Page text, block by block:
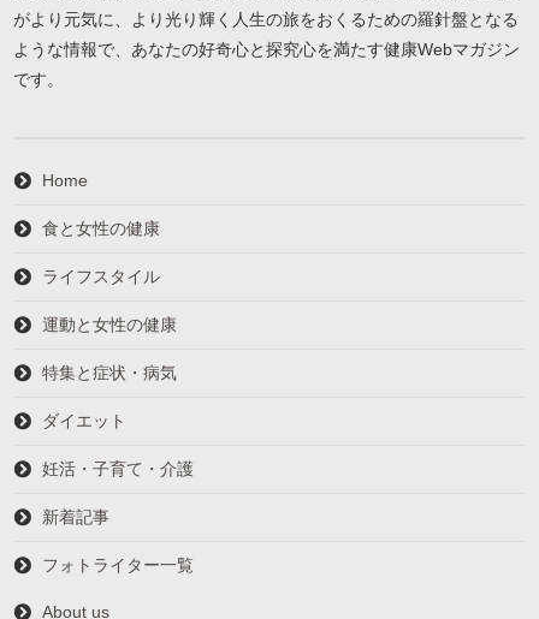
がより元気に、より光り輝く人生の旅をおくるための羅針盤となる
ような情報で、あなたの好奇心と探究心を満たす健康Webマガジン
です。
Home
食と女性の健康
ライフスタイル
運動と女性の健康
特集と症状・病気
ダイエット
妊活・子育て・介護
新着記事
フォトライター一覧
About us